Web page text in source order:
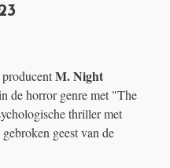
M. Night
de horror genre met "The
thriller met
geest van de